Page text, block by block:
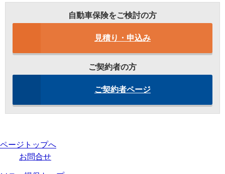
自動車保険をご検討の方
見積り・申込み
ご契約者の方
ご契約者ページ
ページトップへ
お問合せ